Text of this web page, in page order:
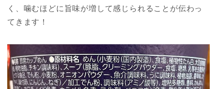
く、噛むほどに旨味が増して感じられることが伝わっ
てきます！